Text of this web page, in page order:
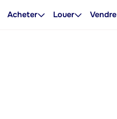
Acheter Louer Vendre